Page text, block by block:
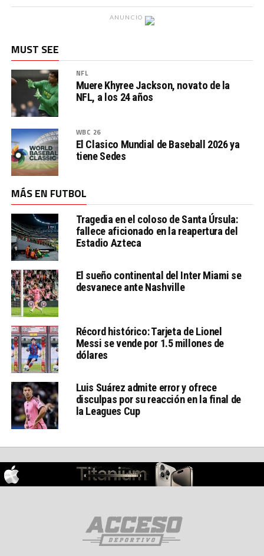
ANUNCIO
MUST SEE
NFL
Muere Khyree Jackson, novato de la
NFL, a los 24 años
WBC 26
El Clasico Mundial de Baseball 2026 ya
tiene Sedes
MÁS EN FUTBOL
Tragedia en el coloso de Santa Úrsula:
fallece aficionado en la reapertura del
Estadio Azteca
El sueño continental del Inter Miami se
desvanece ante Nashville
Récord histórico: Tarjeta de Lionel
Messi se vende por 1.5 millones de
dólares
Luis Suárez admite error y ofrece
disculpas por su reacción en la final de
la Leagues Cup